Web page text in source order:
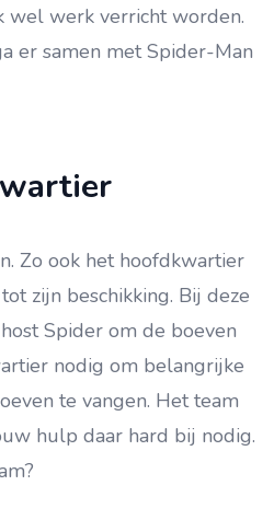
wel werk verricht worden.
er samen met Spider-Man
Zo ook het hoofdkwartier
zijn beschikking. Bij deze
Spider om de boeven
nodig om belangrijke
te vangen. Het team
hulp daar hard bij nodig.